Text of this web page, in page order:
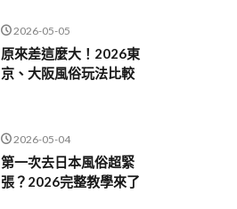
2026-05-05
原來差這麼大！2026東
京、大阪風俗玩法比較
2026-05-04
第一次去日本風俗超緊
張？2026完整教學來了